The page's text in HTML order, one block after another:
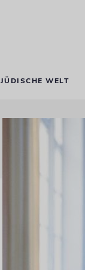
JÜDISCHE WELT